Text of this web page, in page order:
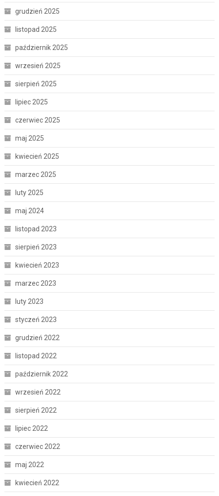
grudzień 2025
listopad 2025
październik 2025
wrzesień 2025
sierpień 2025
lipiec 2025
czerwiec 2025
maj 2025
kwiecień 2025
marzec 2025
luty 2025
maj 2024
listopad 2023
sierpień 2023
kwiecień 2023
marzec 2023
luty 2023
styczeń 2023
grudzień 2022
listopad 2022
październik 2022
wrzesień 2022
sierpień 2022
lipiec 2022
czerwiec 2022
maj 2022
kwiecień 2022